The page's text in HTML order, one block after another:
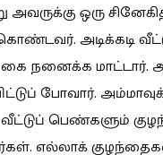
ஒரு
அடிக்கடி
நனைக்க மாட்டார்.
போவார்.
வீட்டுப் பெண்களும்
எல்லாக்